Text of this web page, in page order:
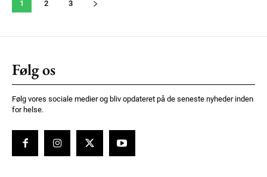
1 2 3
Følg os
Følg vores sociale medier og bliv opdateret på de seneste nyheder inden
for helse.